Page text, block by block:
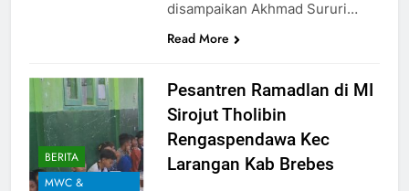
disampaikan Akhmad Sururi…
Read More
BERITA
MWC &
Pesantren Ramadlan di MI
Sirojut Tholibin
Rengaspendawa Kec
Larangan Kab Brebes